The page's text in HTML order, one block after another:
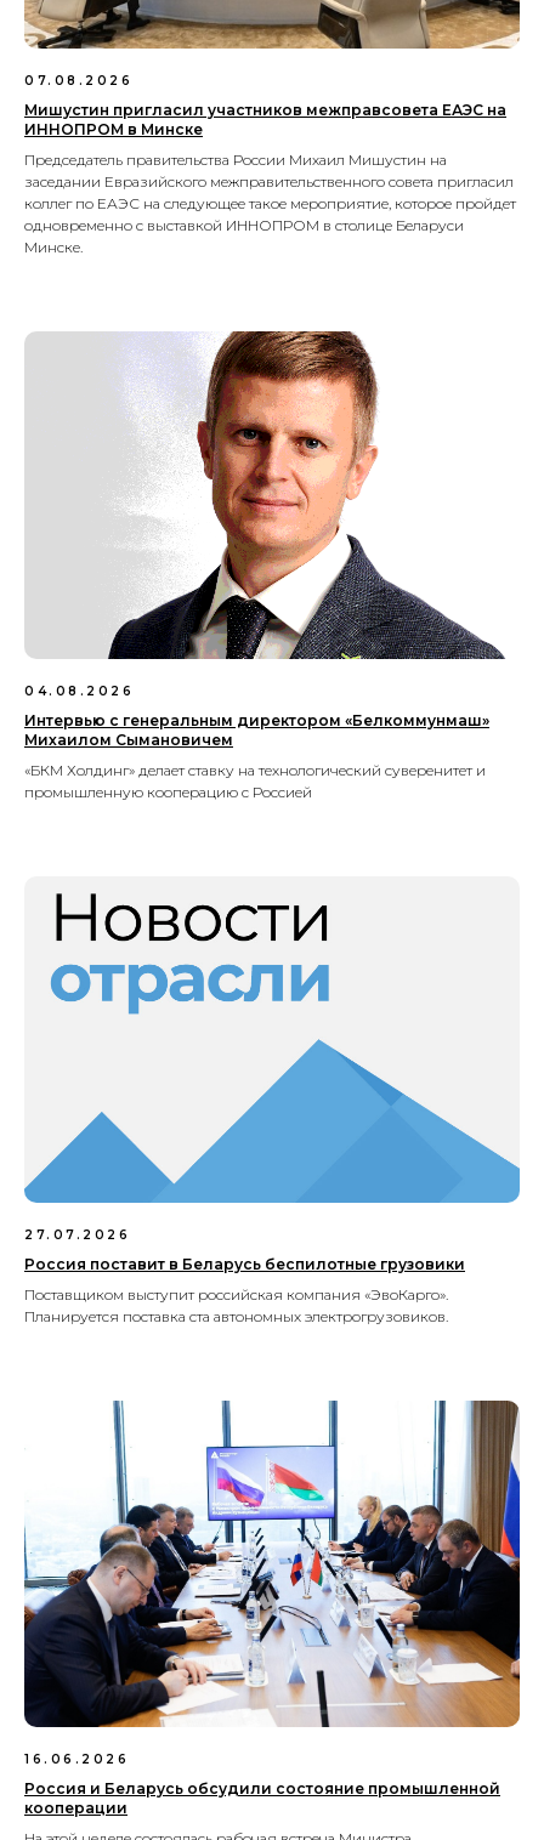
07.08.2026
Мишустин пригласил участников межправсовета ЕАЭС на
ИННОПРОМ в Минске
Председатель правительства России Михаил Мишустин на
заседании Евразийского межправительственного совета пригласил
коллег по ЕАЭС на следующее такое мероприятие, которое пройдет
одновременно с выставкой ИННОПРОМ в столице Беларуси
Минске.
04.08.2026
Интервью с генеральным директором «Белкоммунмаш»
Михаилом Сымановичем
«БКМ Холдинг» делает ставку на технологический суверенитет и
промышленную кооперацию с Россией
27.07.2026
Россия поставит в Беларусь беспилотные грузовики
Поставщиком выступит российская компания «ЭвоКарго».
Планируется поставка ста автономных электрогрузовиков.
16.06.2026
Россия и Беларусь обсудили состояние промышленной
кооперации